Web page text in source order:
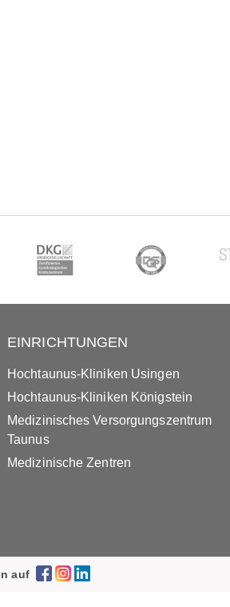
EINRICHTUNGEN
Hochtaunus-Kliniken Usingen
Hochtaunus-Kliniken Königstein
Medizinisches Versorgungszentrum
Taunus
Medizinische Zentren
auf